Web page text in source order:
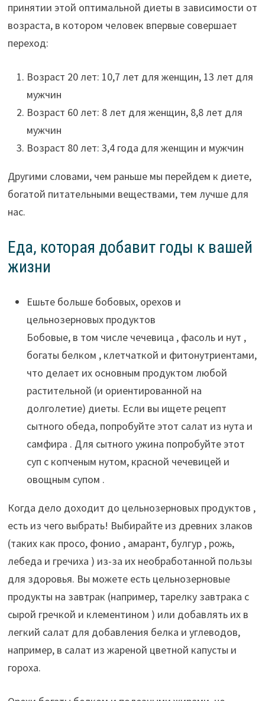
принятии этой оптимальной диеты в зависимости от
возраста, в котором человек впервые совершает
переход:
Возраст 20 лет: 10,7 лет для женщин, 13 лет для
мужчин
Возраст 60 лет: 8 лет для женщин, 8,8 лет для
мужчин
Возраст 80 лет: 3,4 года для женщин и мужчин
Другими словами, чем раньше мы перейдем к диете,
богатой питательными веществами, тем лучше для
нас.
Еда, которая добавит годы к вашей
жизни
Ешьте больше бобовых, орехов и
цельнозерновых продуктов
Бобовые, в том числе чечевица , фасоль и нут ,
богаты белком , клетчаткой и фитонутриентами,
что делает их основным продуктом любой
растительной (и ориентированной на
долголетие) диеты. Если вы ищете рецепт
сытного обеда, попробуйте этот салат из нута и
самфира . Для сытного ужина попробуйте этот
суп с копченым нутом, красной чечевицей и
овощным супом .
Когда дело доходит до цельнозерновых продуктов ,
есть из чего выбрать! Выбирайте из древних злаков
(таких как просо, фонио , амарант, булгур , рожь,
лебеда и гречиха ) из-за их необработанной пользы
для здоровья. Вы можете есть цельнозерновые
продукты на завтрак (например, тарелку завтрака с
сырой гречкой и клементином ) или добавлять их в
легкий салат для добавления белка и углеводов,
например, в салат из жареной цветной капусты и
гороха.